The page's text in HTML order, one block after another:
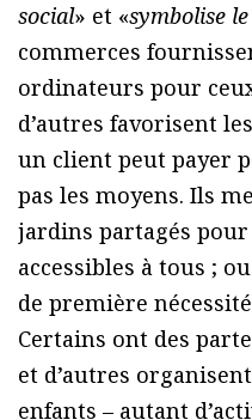
social» et «symbolise
commerces
ordinateurs pour
d’autres favorisent
un client peut payer
pas les moyens. Ils
jardins partagés
accessibles à tous ;
de première
Certains ont des
et d’autres
enfants – autant